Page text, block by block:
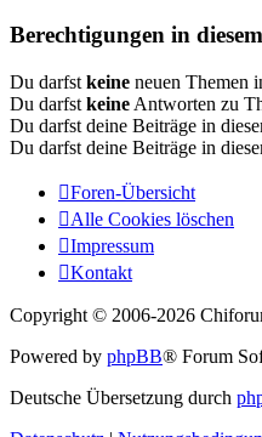
Berechtigungen in
Du darfst keine neuen Themen
Du darfst keine Antworten zu
Du darfst deine Beiträge in
Du darfst deine Beiträge in
Foren-Übersicht
Alle Cookies löschen
Impressum
Kontakt
Copyright © 2006-2026
Powered by phpBB® Forum
Deutsche Übersetzung durch